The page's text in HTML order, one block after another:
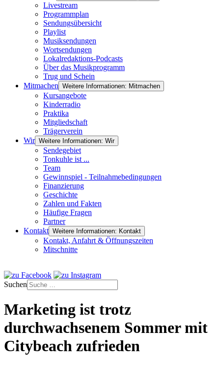
Livestream
Programmplan
Sendungsübersicht
Playlist
Musiksendungen
Wortsendungen
Lokalredaktions-Podcasts
Über das Musikprogramm
Trug und Schein
Mitmachen Weitere Informationen: Mitmachen
Kursangebote
Kinderradio
Praktika
Mitgliedschaft
Trägerverein
Wir Weitere Informationen: Wir
Sendegebiet
Tonkuhle ist ...
Team
Gewinnspiel - Teilnahmebedingungen
Finanzierung
Geschichte
Zahlen und Fakten
Häufige Fragen
Partner
Kontakt Weitere Informationen: Kontakt
Kontakt, Anfahrt & Öffnungszeiten
Mitschnitte
Suchen
Marketing ist trotz
durchwachsenem Sommer mit
Citybeach zufrieden